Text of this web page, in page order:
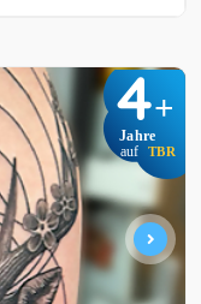
4+
Jahre
auf TBR